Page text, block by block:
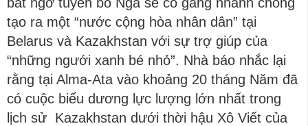
tạo ra một “nước cộng hòa nhân dân” tại
Belarus và Kazakhstan với sự trợ giúp của
“những ngưới xanh bé nhỏ”. Nhà báo nhắc lại
rằng tại Alma-Ata vào khoảng 20 tháng Năm đã
có cuộc biểu dương lực lượng lớn nhất trong
lịch sử Kazakhstan dưới thời hậu Xô Viết của